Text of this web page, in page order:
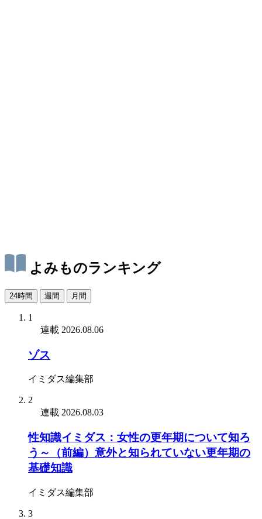
よみものランキング
24時間 週間 月間
1
連載 2026.08.06
ゾス
イミダス編集部
2
連載 2026.08.03
性知識イミダス：女性の更年期について知ろ
う～（前編）意外と知られていない更年期の
基礎知識
イミダス編集部
3